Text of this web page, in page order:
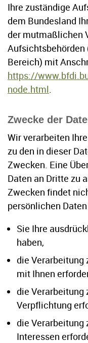
Ihre zuständige
dem Bundesland
der mutmaßlichen
Bereich) mit
https://
node.html.
Zwecke der
Wir verarbeiten
zu den in dieser
Zwecken. Eine
Daten an Dritte zu
Zwecken findet
persönlichen
Sie Ihre
haben,
die Verarbeitung
mit Ihnen
die Verarbeitung
Verpflichtung
die Verarbeitung
Interessen